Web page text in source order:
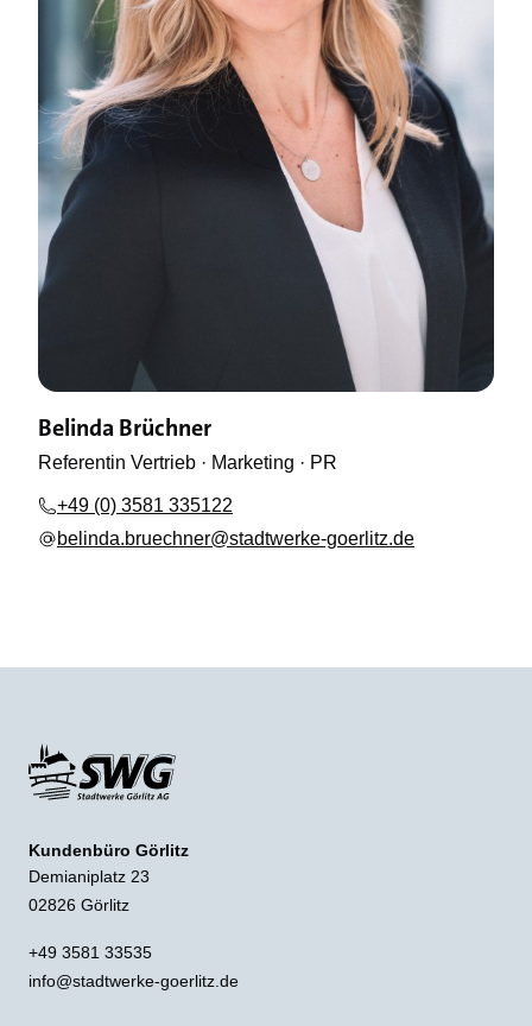
Belinda Brüchner
Referentin Vertrieb · Marketing · PR
+49 (0) 3581 335122
belinda.bruechner@stadtwerke-goerlitz.de
Kundenbüro Görlitz
Demianiplatz 23
02826 Görlitz
+49 3581 33535
info@stadtwerke-goerlitz.de